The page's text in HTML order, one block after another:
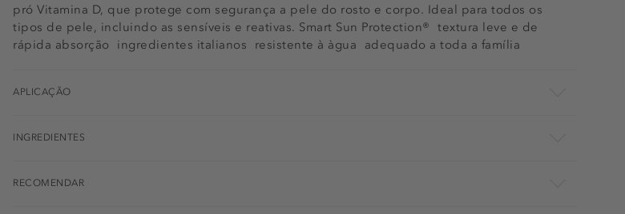
pró Vitamina D, que protege com segurança a pele do rosto e corpo. Ideal para todos os
tipos de pele, incluindo as sensíveis e reativas. Smart Sun Protection®  textura leve e de
rápida absorção  ingredientes italianos  resistente à àgua  adequado a toda a família
APLICAÇÃO
INGREDIENTES
RECOMENDAR